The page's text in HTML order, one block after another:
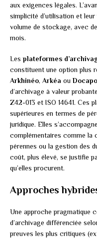
aux exigences légales.
simplicité d’utilisation et
volume de stockage, avec
mois.
Les plateformes
constituent une option plus
Arkhinéo, Arkéa ou
d’archivage à valeur
Z42-013 et ISO 14641. Ces
supérieures en termes de
juridique. Elles
complémentaires comme la
pérennes ou la gestion des
coût, plus élevé, se justifie
qu’elles procurent.
Approches
Une approche pragmatique
d’archivage différenciée
preuves les plus critiques